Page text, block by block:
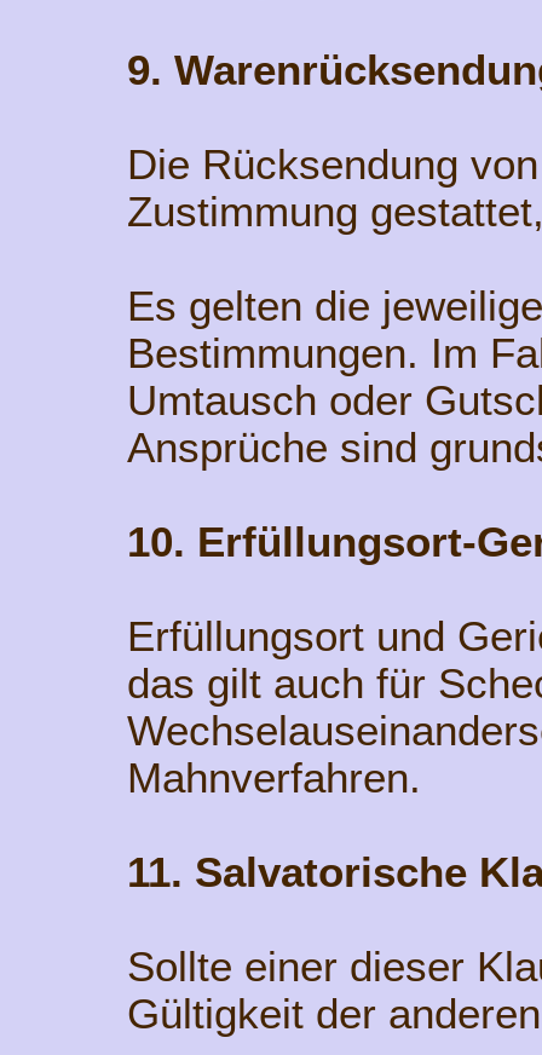
9.
Die Rücksendung
Zustimmung
Es gelten die
Bestimmungen. Im
Umtausch oder
Ansprüche sind
10. Erfüllungsort-
Erfüllungsort und
das gilt auch für
Mahnverfahren.
11. Salvatorische
Sollte einer dieser
Gültigkeit der